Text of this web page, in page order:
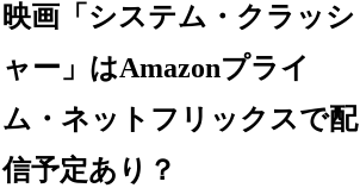
映画「システム・クラッシ
ャー」はAmazonプライ
ム・ネットフリックスで配
信予定あり？